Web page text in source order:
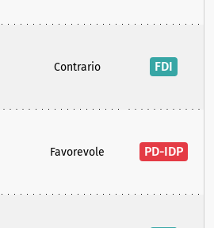
Contrario FDI
Favorevole PD-IDP